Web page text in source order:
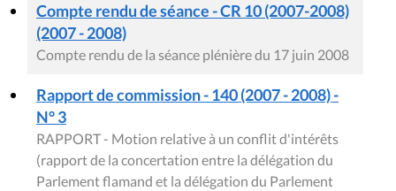
Compte rendu de séance - CR 10 (2007-2008)
(2007 - 2008)
Compte rendu de la séance plénière du 17 juin 2008
Rapport de commission - 140 (2007 - 2008) -
N° 3
RAPPORT - Motion relative à un conflit d'intérêts
(rapport de la concertation entre la délégation du
Parlement flamand et la délégation du Parlement